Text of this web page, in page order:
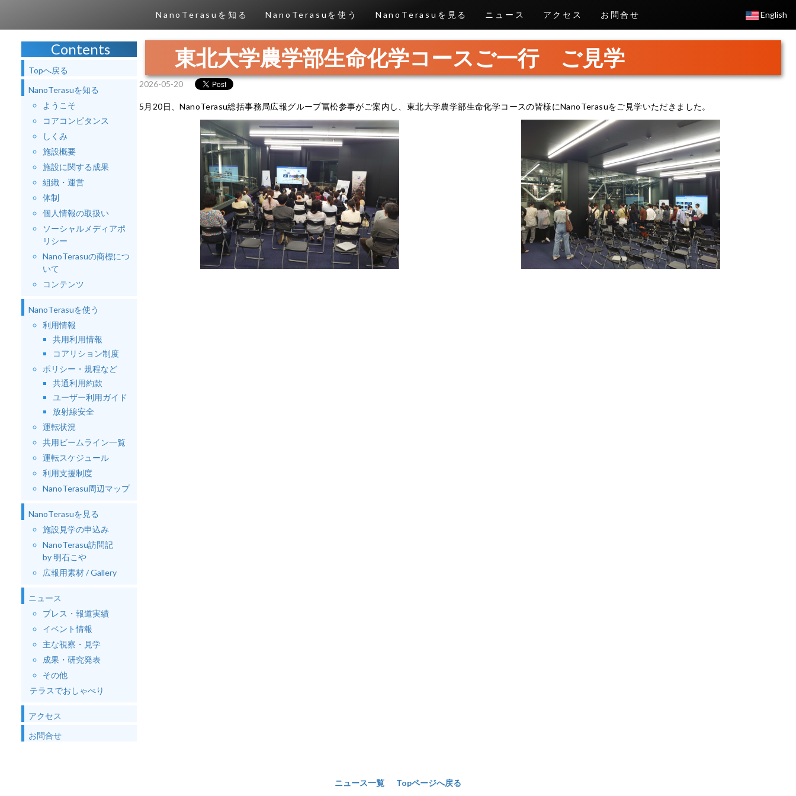
NanoTerasuを知る NanoTerasuを使う NanoTerasuを見る ニュース アクセス お問合せ English
Contents
Topへ戻る
NanoTerasuを知る
ようこそ
コアコンピタンス
しくみ
施設概要
施設に関する成果
組織・運営
体制
個人情報の取扱い
ソーシャルメディアポ
リシー
NanoTerasuの商標につ
いて
コンテンツ
NanoTerasuを使う
利用情報
共用利用情報
コアリション制度
ポリシー・規程など
共通利用約款
ユーザー利用ガイド
放射線安全
運転状況
共用ビームライン一覧
運転スケジュール
利用支援制度
NanoTerasu周辺マップ
NanoTerasuを見る
施設見学の申込み
NanoTerasu訪問記
by 明石こや
広報用素材 / Gallery
ニュース
プレス・報道実績
イベント情報
主な視察・見学
成果・研究発表
その他
テラスでおしゃべり
アクセス
お問合せ
東北大学農学部生命化学コースご一行 ご見学
2026-05-20
5月20日、NanoTerasu総括事務局広報グループ冨松参事がご案内し、東北大学農学部生命化学コースの皆様にNanoTerasuをご見学いただきました。
ニュース一覧 Topページへ戻る